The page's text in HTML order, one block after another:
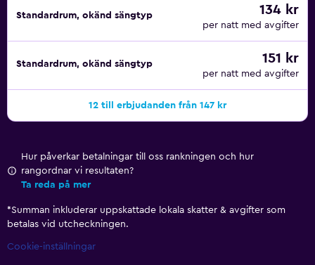
Standardrum, okänd sängtyp 134 kr
per natt med avgifter
Standardrum, okänd sängtyp 151 kr
per natt med avgifter
12 till erbjudanden från 147 kr
Hur påverkar betalningar till oss rankningen och hur
rangordnar vi resultaten?
Ta reda på mer
*Summan inkluderar uppskattade lokala skatter & avgifter som
betalas vid utcheckningen.
Cookie-inställningar